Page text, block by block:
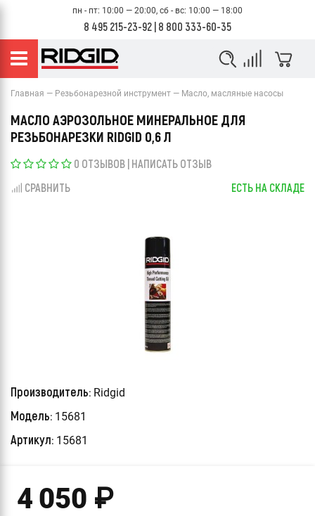
пн - пт: 10:00 — 20:00, сб - вс: 10:00 — 18:00
8 495 215-23-92 | 8 800 333-60-35
Главная Резьбонарезной инструмент Масло, масляные насосы
МАСЛО АЭРОЗОЛЬНОЕ МИНЕРАЛЬНОЕ ДЛЯ
РЕЗЬБОНАРЕЗКИ RIDGID 0,6 Л
0 ОТЗЫВОВ | НАПИСАТЬ ОТЗЫВ
СРАВНИТЬ
ЕСТЬ НА СКЛАДЕ
Производитель: Ridgid
Модель: 15681
Артикул: 15681
4 050 ₽